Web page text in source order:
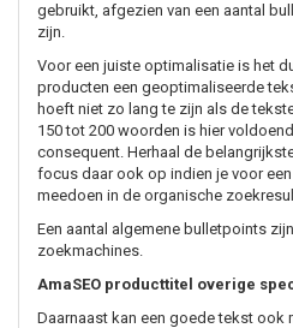
gebruikt, afgezien van een aantal
zijn.
Voor een juiste optimalisatie is het
producten een geoptimaliseerde
hoeft niet zo lang te zijn als de
150 tot 200 woorden is hier
consequent. Herhaal de
focus daar ook op indien je voor
meedoen in de organische
Een aantal algemene bulletpoints
zoekmachines.
AmaSEO producttitel overige
Daarnaast kan een goede tekst ook